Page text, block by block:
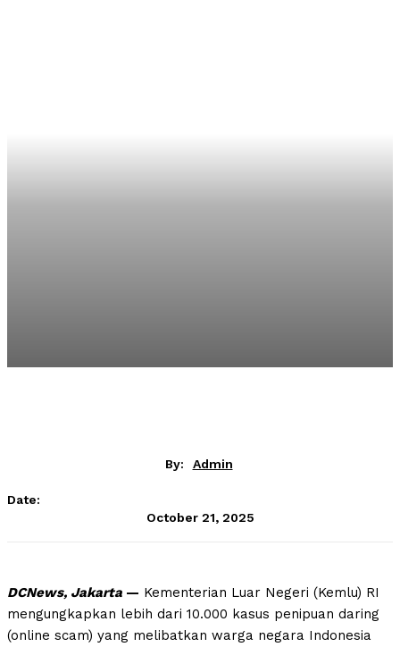
By: Admin
Date:
October 21, 2025
DCNews, Jakarta — Kementerian Luar Negeri (Kemlu) RI
mengungkapkan lebih dari 10.000 kasus penipuan daring
(online scam) yang melibatkan warga negara Indonesia